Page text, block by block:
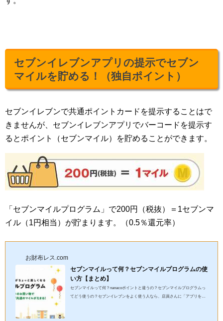
セブンイレブンアプリの提示でセブン
マイルを貯める！（独自ポイント）
セブンイレブンで共通ポイントカードを提示することはで
きませんが、セブンイレブンアプリでバーコードを提示す
るとポイント（セブンマイル）を貯めることができます。
「セブンマイルプログラム」で200円（税抜）＝1セブンマ
イル（1円相当）が貯まります。（0.5％還元率）
お財布レス.com
セブンマイルって何？セブンマイルプログラムの使
い方【まとめ】
セブンマイルって何？nanacoポイントと違うの？セブンマイルプログラムっ
てどう使うの？セブンイレブンをよく使う人なら、店員さんに「アプリを使